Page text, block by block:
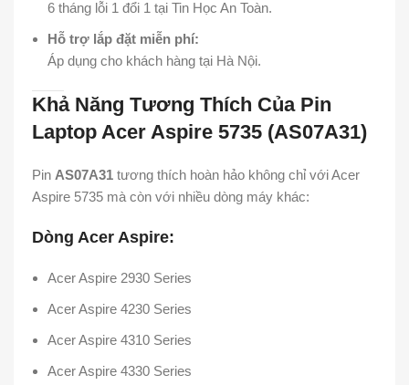
6 tháng lỗi 1 đổi 1 tại Tin Học An Toàn.
Hỗ trợ lắp đặt miễn phí:
Áp dụng cho khách hàng tại Hà Nội.
Khả Năng Tương Thích Của Pin
Laptop Acer Aspire 5735 (AS07A31)
Pin AS07A31 tương thích hoàn hảo không chỉ với Acer
Aspire 5735 mà còn với nhiều dòng máy khác:
Dòng Acer Aspire:
Acer Aspire 2930 Series
Acer Aspire 4230 Series
Acer Aspire 4310 Series
Acer Aspire 4330 Series